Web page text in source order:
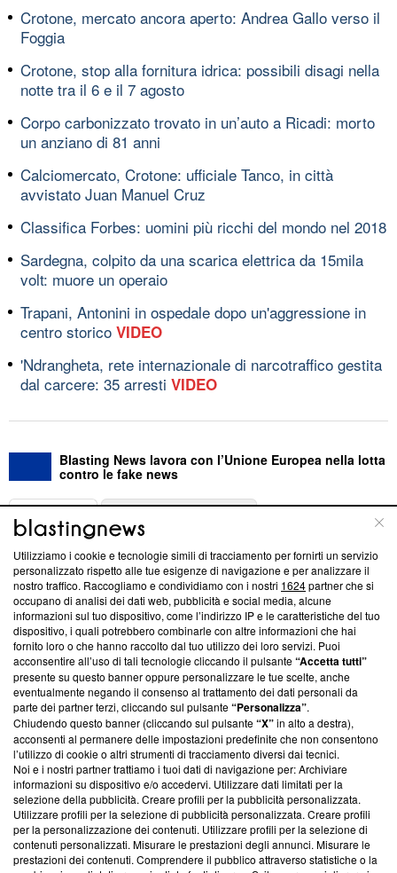
Crotone, mercato ancora aperto: Andrea Gallo verso il
Foggia
Crotone, stop alla fornitura idrica: possibili disagi nella
notte tra il 6 e il 7 agosto
Corpo carbonizzato trovato in un’auto a Ricadi: morto
un anziano di 81 anni
Calciomercato, Crotone: ufficiale Tanco, in città
avvistato Juan Manuel Cruz
Classifica Forbes: uomini più ricchi del mondo nel 2018
Sardegna, colpito da una scarica elettrica da 15mila
volt: muore un operaio
Trapani, Antonini in ospedale dopo un'aggressione in
centro storico VIDEO
'Ndrangheta, rete internazionale di narcotraffico gestita
dal carcere: 35 arresti VIDEO
Blasting News lavora con l’Unione Europea nella lotta
contro le fake news
ABOUT
Questa sezione offre informazioni trasparenti su Blasting
News, sui nostri processi editoriali e su come ci impegniamo a
creare news di qualità. Inoltre, afferma la nostra aderenza a
‘Trust Project - News with Integrity’Blasting News non è
ancora membro del programma, ma ha richiesto di farne
parte; Trust Project non ha ancora effettuato una verifica di
conformità agli standard.
Su di noi
Team editoriale
Corporate
Redazione
Informativa Privacy
Cookie Policy
Utilizziamo i cookie e tecnologie simili di tracciamento per fornirti un servizio
personalizzato rispetto alle tue esigenze di navigazione e per analizzare il
nostro traffico. Raccogliamo e condividiamo con i nostri 1624partner che si
occupano di analisi dei dati web, pubblicità e social media, alcune
informazioni sul tuo dispositivo, come l’indirizzo IP e le caratteristiche del tuo
dispositivo, i quali potrebbero combinarle con altre informazioni che hai
fornito loro o che hanno raccolto dal tuo utilizzo dei loro servizi. Puoi
acconsentire all’uso di tali tecnologie cliccando il pulsante“Accetta tutti”
presente su questo banner oppure personalizzare le tue scelte, anche
eventualmente negando il consenso al trattamento dei dati personali da
parte dei partner terzi, cliccando sul pulsante“Personalizza”.
Chiudendo questo banner (cliccando sul pulsante“X”in alto a destra),
acconsenti al permanere delle impostazioni predefinite che non consentono
l’utilizzo di cookie o altri strumenti di tracciamento diversi dai tecnici.
Noi e i nostri partner trattiamo i tuoi dati di navigazione per: Archiviare
informazioni su dispositivo e/o accedervi. Utilizzare dati limitati per la
selezione della pubblicità. Creare profili per la pubblicità personalizzata.
Utilizzare profili per la selezione di pubblicità personalizzata. Creare profili
per la personalizzazione dei contenuti. Utilizzare profili per la selezione di
contenuti personalizzati. Misurare le prestazioni degli annunci. Misurare le
prestazioni dei contenuti. Comprendere il pubblico attraverso statistiche o la